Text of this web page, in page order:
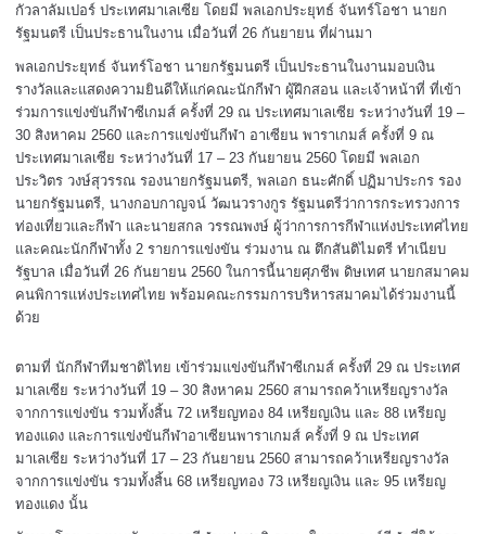
กัวลาลัมเปอร์ ประเทศมาเลเซีย โดยมีพลเอกประยุทธ์ จันทร์โอชา นายก
รัฐมนตรี เป็นประธานในงาน เมื่อวันที่ 26 กันยายน ที่ผ่านมา
พลเอกประยุทธ์ จันทร์โอชา นายกรัฐมนตรี เป็นประธานในงานมอบเงิน
รางวัลและแสดงความยินดีให้แก่คณะนักกีฬา ผู้ฝึกสอน และเจ้าหน้าที่ ที่เข้า
ร่วมการแข่งขันกีฬาซีเกมส์ ครั้งที่ 29 ณ ประเทศมาเลเซีย ระหว่างวันที่ 19 –
30 สิงหาคม 2560 และการแข่งขันกีฬา อาเซียน พาราเกมส์ ครั้งที่ 9 ณ
ประเทศมาเลเซีย ระหว่างวันที่ 17 – 23 กันยายน 2560 โดยมี พลเอก
ประวิตร วงษ์สุวรรณ รองนายกรัฐมนตรี, พลเอก ธนะศักดิ์ ปฏิมาประกร รอง
นายกรัฐมนตรี, นางกอบกาญจน์ วัฒนวรางกูร รัฐมนตรีว่าการกระทรวงการ
ท่องเที่ยวและกีฬา และนายสกล วรรณพงษ์ ผู้ว่าการการกีฬาแห่งประเทศไทย
และคณะนักกีฬาทั้ง 2 รายการแข่งขัน ร่วมงาน ณ ตึกสันติไมตรี ทำเนียบ
รัฐบาล เมื่อวันที่ 26 กันยายน 2560 ในการนี้นายศุภชีพ ดิษเทศ นายกสมาคม
คนพิการแห่งประเทศไทย พร้อมคณะกรรมการบริหารสมาคมได้ร่วมงานนี้
ด้วย
ตามที่ นักกีฬาทีมชาติไทย เข้าร่วมแข่งขันกีฬาซีเกมส์ ครั้งที่ 29 ณ ประเทศ
มาเลเซีย ระหว่างวันที่ 19 – 30 สิงหาคม 2560 สามารถคว้าเหรียญรางวัล
จากการแข่งขัน รวมทั้งสิ้น 72 เหรียญทอง 84 เหรียญเงิน และ 88 เหรียญ
ทองแดง และการแข่งขันกีฬาอาเซียนพาราเกมส์ ครั้งที่ 9 ณ ประเทศ
มาเลเซีย ระหว่างวันที่ 17 – 23 กันยายน 2560 สามารถคว้าเหรียญรางวัล
จากการแข่งขัน รวมทั้งสิ้น 68 เหรียญทอง 73 เหรียญเงิน และ 95 เหรียญ
ทองแดง นั้น